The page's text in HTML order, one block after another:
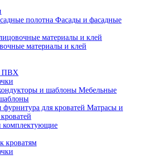
Фасады и фасадные
материалы и клей
ПВХ
Мебельные
Матрасы и
комплектующие
кроватям